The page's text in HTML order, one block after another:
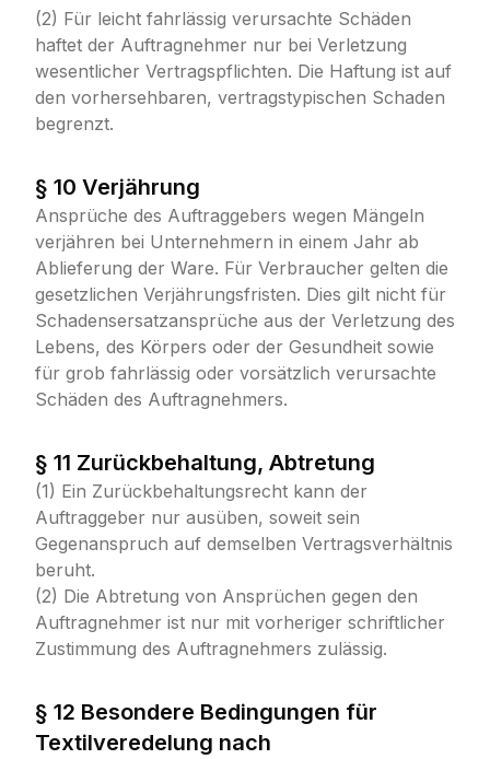
(2) Für leicht fahrlässig verursachte Schäden
haftet der Auftragnehmer nur bei Verletzung
wesentlicher Vertragspflichten. Die Haftung ist auf
den vorhersehbaren, vertragstypischen Schaden
begrenzt.
§ 10 Verjährung
Ansprüche des Auftraggebers wegen Mängeln
verjähren bei Unternehmern in einem Jahr ab
Ablieferung der Ware. Für Verbraucher gelten die
gesetzlichen Verjährungsfristen. Dies gilt nicht für
Schadensersatzansprüche aus der Verletzung des
Lebens, des Körpers oder der Gesundheit sowie
für grob fahrlässig oder vorsätzlich verursachte
Schäden des Auftragnehmers.
§ 11 Zurückbehaltung, Abtretung
(1) Ein Zurückbehaltungsrecht kann der
Auftraggeber nur ausüben, soweit sein
Gegenanspruch auf demselben Vertragsverhältnis
beruht.
(2) Die Abtretung von Ansprüchen gegen den
Auftragnehmer ist nur mit vorheriger schriftlicher
Zustimmung des Auftragnehmers zulässig.
§ 12 Besondere Bedingungen für
Textilveredelung nach